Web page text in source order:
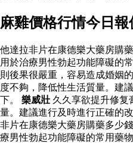
麻雞價格行情今日
他達拉非片在康德樂大藥房購
用於治療男性勃起功能障礙的
則後果很嚴重，容易造成婚姻
度不夠，降低性生活質量。建
下。 樂威壯 久久享欲提升修复
量。建議進行及時進行正確的
非片在康德樂大藥房購藥多少
療男性勃起功能障礙的常用藥